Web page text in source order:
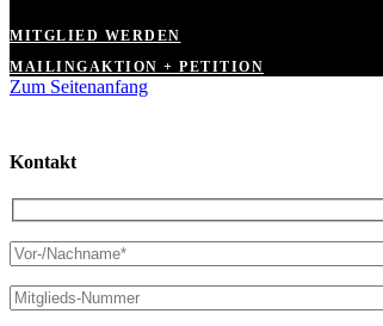
MITGLIED WERDEN
MAILINGAKTION + PETITION
Zum Seitenanfang
Kontakt